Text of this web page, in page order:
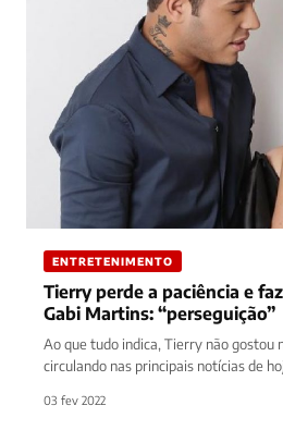
ENTRETENIMENTO
Tierry perde a paciência e
Gabi Martins: “perseguição”
Ao que tudo indica, Tierry não gostou
circulando nas principais notícias de
03 fev 2022